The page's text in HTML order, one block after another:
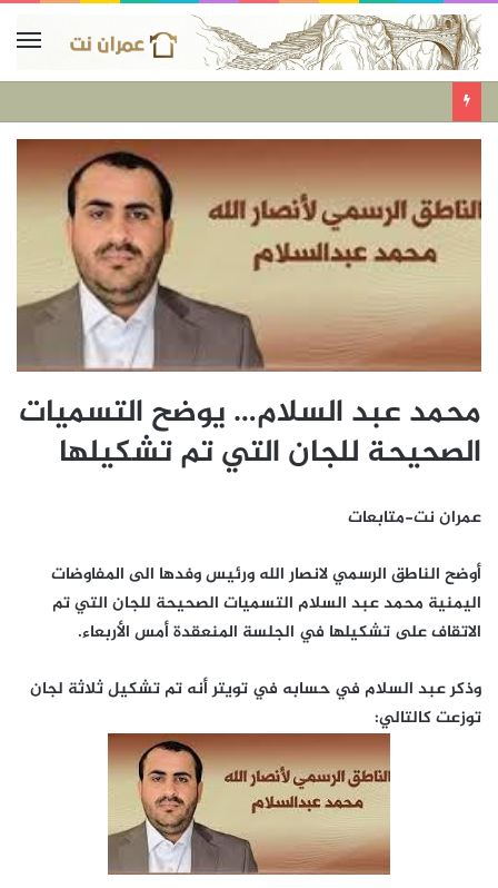
محمد عبد السلام… يوضح التسميات
الصحيحة للجان التي تم تشكيلها
عمران نت-متابعات
أوضح الناطق الرسمي لانصار الله ورئيس وفدها الى المفاوضات
اليمنية محمد عبد السلام التسميات الصحيحة للجان التي تم
الاتقاف على تشكيلها في الجلسة المنعقدة أمس الأربعاء.
وذكر عبد السلام في حسابه في تويتر أنه تم تشكيل ثلاثة لجان
توزعت كالتالي: